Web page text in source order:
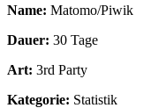
Name: Matomo/Piwik
Dauer: 30 Tage
Art: 3rd Party
Kategorie: Statistik